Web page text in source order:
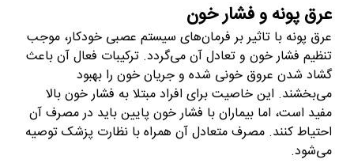
عرق پونه و فشار خون
عرق پونه با تاثیر بر فرمان‌های سیستم عصبی خودکار، موجب
تنظیم فشار خون و تعادل آن می‌گردد. ترکیبات فعال آن باعث
گشاد شدن عروق خونی شده و جریان خون را بهبود
می‌بخشند. این خاصیت برای افراد مبتلا به فشار خون بالا
مفید است، اما بیماران با فشار خون پایین باید در مصرف آن
احتیاط کنند. مصرف متعادل آن همراه با نظارت پزشک توصیه
می‌شود.